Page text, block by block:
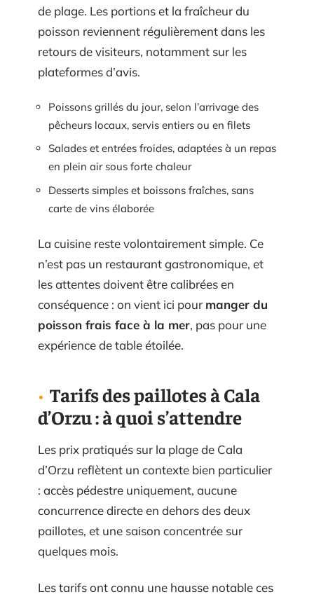
de plage. Les portions et la fraîcheur du
poisson reviennent régulièrement dans les
retours de visiteurs, notamment sur les
plateformes d’avis.
Poissons grillés du jour, selon l’arrivage des
pêcheurs locaux, servis entiers ou en filets
Salades et entrées froides, adaptées à un repas
en plein air sous forte chaleur
Desserts simples et boissons fraîches, sans
carte de vins élaborée
La cuisine reste volontairement simple. Ce
n’est pas un restaurant gastronomique, et
les attentes doivent être calibrées en
conséquence : on vient ici pour manger du
poisson frais face à la mer, pas pour une
expérience de table étoilée.
Tarifs des paillotes à Cala
d’Orzu : à quoi s’attendre
Les prix pratiqués sur la plage de Cala
d’Orzu reflètent un contexte bien particulier
: accès pédestre uniquement, aucune
concurrence directe en dehors des deux
paillotes, et une saison concentrée sur
quelques mois.
Les tarifs ont connu une hausse notable ces